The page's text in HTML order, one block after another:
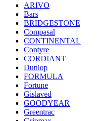
ARIVO
Bars
BRIDGESTONE
Compasal
CONTINENTAL
Contyre
CORDIANT
Dunlop
FORMULA
Fortune
Gislaved
GOODYEAR
Greentrac